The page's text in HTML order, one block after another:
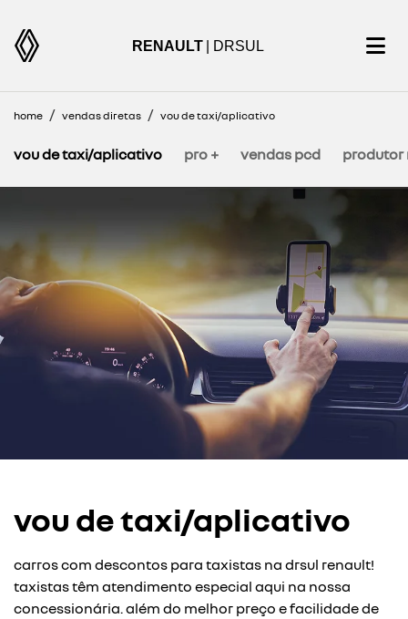
RENAULT | DRSUL
home vendas diretas vou de taxi/aplicativo
pro + vendas pcd
vou de taxi/aplicativo produtor
vou de taxi/aplicativo
carros com descontos para taxistas na drsul renault!
taxistas têm atendimento especial aqui na nossa
concessionária. além do melhor preço e facilidade de